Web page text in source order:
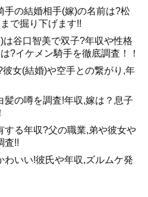
手の結婚相手(嫁)の名前は?松
で掘り下げます!!
谷口智美で双子?年収や性格
?イケメン騎手を徹底調査！！
女(結婚)や空手との繋がり,年
髪の噂を調査!年収,嫁は？息子
する年収?父の職業,弟や彼女や
査!!
わいい!彼氏や年収,ズルムケ発